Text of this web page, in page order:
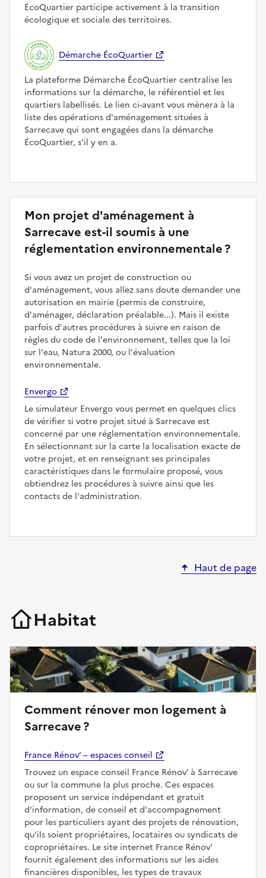
ÉcoQuartier participe activement à la transition
écologique et sociale des territoires.
Démarche ÉcoQuartier
La plateforme Démarche ÉcoQuartier centralise les
informations sur la démarche, le référentiel et les
quartiers labellisés. Le lien ci-avant vous mènera à la
liste des opérations d'aménagement situées à
Sarrecave qui sont engagées dans la démarche
ÉcoQuartier, s'il y en a.
Mon projet d'aménagement à
Sarrecave est-il soumis à une
réglementation environnementale ?
Si vous avez un projet de construction ou
d'aménagement, vous allez sans doute demander une
autorisation en mairie (permis de construire,
d'aménager, déclaration préalable...). Mais il existe
parfois d'autres procédures à suivre en raison de
règles du code de l'environnement, telles que la loi
sur l'eau, Natura 2000, ou l'évaluation
environnementale.
Envergo
Le simulateur Envergo vous permet en quelques clics
de vérifier si votre projet situé à Sarrecave est
concerné par une réglementation environnementale.
En sélectionnant sur la carte la localisation exacte de
votre projet, et en renseignant ses principales
caractéristiques dans le formulaire proposé, vous
obtiendrez les procédures à suivre ainsi que les
contacts de l'administration.
Haut de page
Habitat
Comment rénover mon logement à
Sarrecave ?
France Rénov’ – espaces conseil
Trouvez un espace conseil France Rénov’ à Sarrecave
ou sur la commune la plus proche. Ces espaces
proposent un service indépendant et gratuit
d'information, de conseil et d'accompagnement
pour les particuliers ayant des projets de rénovation,
qu'ils soient propriétaires, locataires ou syndicats de
copropriétaires. Le site internet France Rénov'
fournit également des informations sur les aides
financières disponibles, les types de travaux